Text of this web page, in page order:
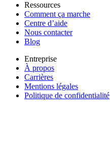
Ressources
Comment ça marche
Centre d’aide
Nous contacter
Blog
Entreprise
À propos
Carrières
Mentions légales
Politique de confidentialité